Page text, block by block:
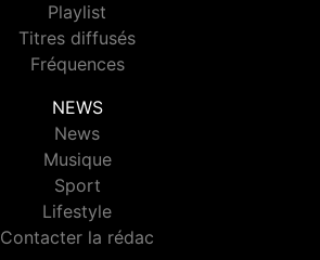
Playlist
Titres diffusés
Fréquences
NEWS
News
Musique
Sport
Lifestyle
Contacter la rédac